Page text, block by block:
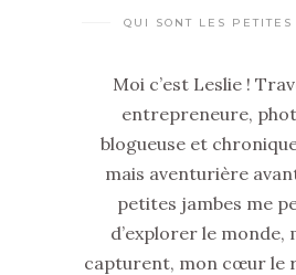
QUI SONT LES
Moi c’est Leslie !
entrepreneure,
blogueuse et
mais aventurière
petites jambes me
d’explorer le monde,
capturent, mon cœur le